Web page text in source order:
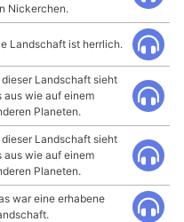
Nickerchen.
Landschaft ist herrlich.
dieser Landschaft sieht
aus wie auf einem
Planeten.
dieser Landschaft sieht
aus wie auf einem
Planeten.
war eine erhabene